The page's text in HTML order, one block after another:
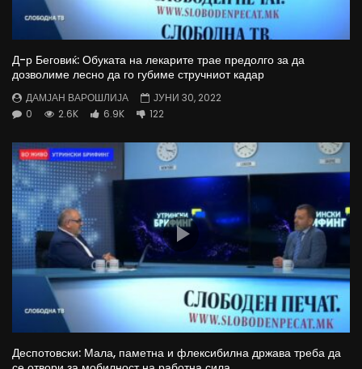
Д-р Беговиќ: Обуката на лекарите трае предолго за да
дозволиме лесно да го губиме стручниот кадар
ДАМЈАН ВАРОШЛИЈА
ЈУНИ 30, 2022
0
2.6K 6.9K 122
Деспотовски: Мала, паметна и флексибилна држава треба да